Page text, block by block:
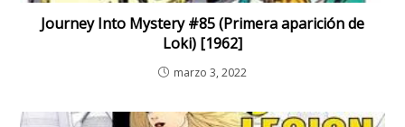
Journey Into Mystery #85 (Primera aparición de
Loki) [1962]
marzo 3, 2022